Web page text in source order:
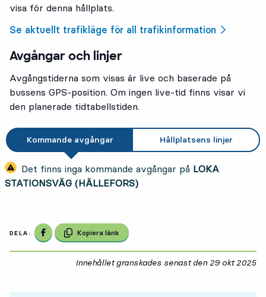
visa för denna hållplats.
Se aktuellt trafikläge för all trafikinformation
Avgångar och linjer
Avgångstiderna som visas är live och baserade på
bussens GPS-position. Om ingen live-tid finns visar vi
den planerade tidtabellstiden.
Kommande avgångar Hållplatsens linjer
Det finns inga kommande avgångar på LOKA
STATIONSVÄG (HÄLLEFORS)
DELA: Dela på Facebook
Kopiera länk
Innehållet granskades senast den 29 okt 2025